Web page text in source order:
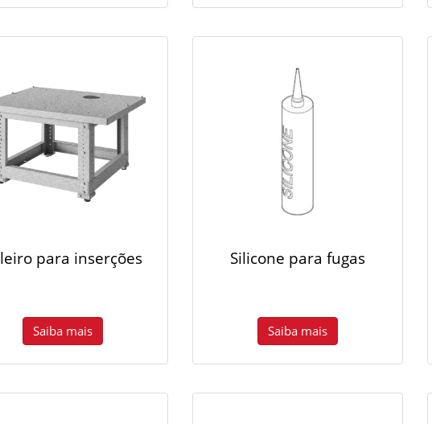
para inserções
Saiba mais
Silicone para fugas
Saiba mais